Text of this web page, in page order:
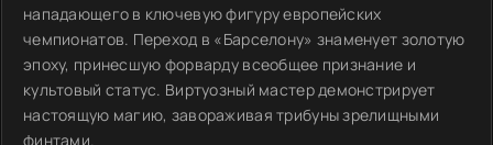
нападающего в ключевую фигуру европейских
чемпионатов. Переход в «Барселону» знаменует золотую
эпоху, принесшую форварду всеобщее признание и
культовый статус. Виртуозный мастер демонстрирует
настоящую магию, завораживая трибуны зрелищными
финтами.